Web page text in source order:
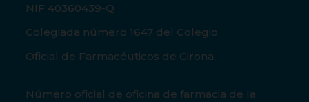
NIF 40360439-Q
Colegiada número 1647 del Colegio
Oficial de Farmacéuticos de Girona.
Número oficial de oficina de farmacia de la